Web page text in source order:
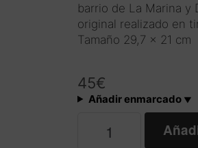
barrio de La Marina y
original realizado en
Tamaño 29,7 x 21 cm
45€
Añadir enmarcado